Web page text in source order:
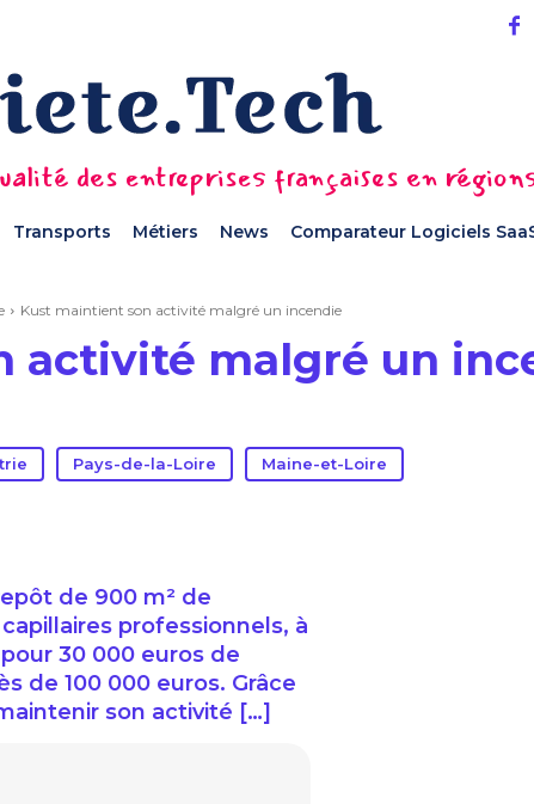
des entreprises françaises en
Transports Métiers News Comparateur Logiciels
Kust maintient son activité malgré un incendie
activité malgré un
Pays-de-la-Loire Maine-et-Loire
de 900 m² de
professionnels, à
30 000 euros de
de 100 000 euros. Grâce
son activité […]